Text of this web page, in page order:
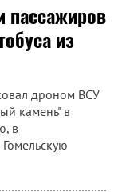
пассажиров
из
дроном ВСУ
камень" в
в